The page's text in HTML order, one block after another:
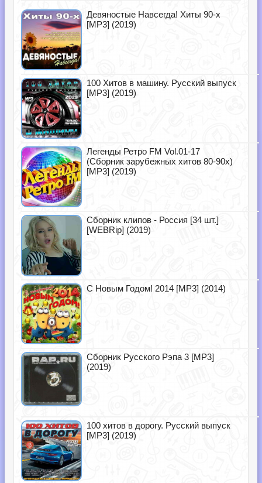
Девяностые Навсегда! Хиты 90-х
[MP3] (2019)
100 Хитов в машину. Русский выпуск
[MP3] (2019)
Легенды Ретро FM Vol.01-17
(Сборник зарубежных хитов 80-90х)
[MP3] (2019)
Сборник клипов - Россия [34 шт.]
[WEBRip] (2019)
С Новым Годом! 2014 [MP3] (2014)
Сборник Русского Рэпа 3 [MP3]
(2019)
100 хитов в дорогу. Русский выпуск
[MP3] (2019)